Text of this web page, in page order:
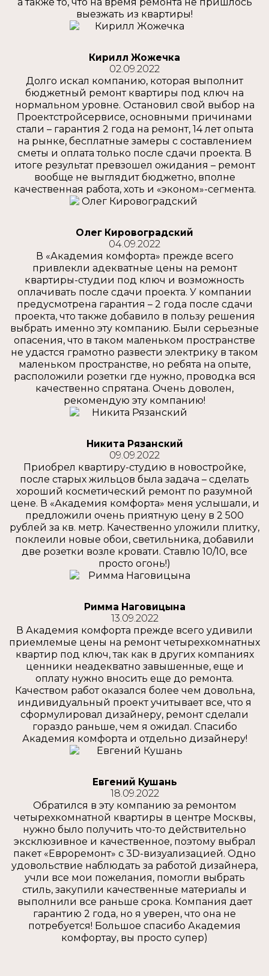
выезжать из квартиры!
Кирилл Жожечка
02.09.2022
Долго искал компанию, которая выполнит
бюджетный ремонт квартиры под ключ на
нормальном уровне. Остановил свой выбор на
Проектстройсервисе, основными причинами
стали – гарантия 2 года на ремонт, 14 лет опыта
на рынке, бесплатные замеры с составлением
сметы и оплата только после сдачи проекта. В
итоге результат превзошел ожидания – ремонт
вообще не выглядит бюджетно, вполне
качественная работа, хоть и «эконом»-сегмента.
Олег Кировоградский
04.09.2022
В «Академия комфорта» прежде всего
привлекли адекватные цены на ремонт
квартиры-студии под ключ и возможность
оплачивать после сдачи проекта. У компании
предусмотрена гарантия – 2 года после сдачи
проекта, что также добавило в пользу решения
выбрать именно эту компанию. Были серьезные
опасения, что в таком маленьком пространстве
не удастся грамотно развести электрику в таком
маленьком пространстве, но ребята на опыте,
расположили розетки где нужно, проводка вся
качественно спрятана. Очень доволен,
рекомендую эту компанию!
Никита Рязанский
09.09.2022
Приобрел квартиру-студию в новостройке,
после старых жильцов была задача – сделать
хороший косметический ремонт по разумной
цене. В «Академия комфорта» меня услышали, и
предложили очень приятную цену в 2 500
рублей за кв. метр. Качественно уложили плитку,
поклеили новые обои, светильника, добавили
две розетки возле кровати. Ставлю 10/10, все
просто огонь!)
Римма Наговицына
13.09.2022
В Академия комфорта прежде всего удивили
приемлемые цены на ремонт четырехкомнатных
квартир под ключ, так как в других компаниях
ценники неадекватно завышенные, еще и
оплату нужно вносить еще до ремонта.
Качеством работ оказался более чем довольна,
индивидуальный проект учитывает все, что я
сформулировал дизайнеру, ремонт сделали
гораздо раньше, чем я ожидал. Спасибо
Академия комфорта и отдельно дизайнеру!
Евгений Кушань
18.09.2022
Обратился в эту компанию за ремонтом
четырехкомнатной квартиры в центре Москвы,
нужно было получить что-то действительно
эксклюзивное и качественное, поэтому выбрал
пакет «Евроремонт» с 3D-визуализацией. Одно
удовольствие наблюдать за работой дизайнера,
учли все мои пожелания, помогли выбрать
стиль, закупили качественные материалы и
выполнили все раньше срока. Компания дает
гарантию 2 года, но я уверен, что она не
потребуется! Большое спасибо Академия
комфортау, вы просто супер)